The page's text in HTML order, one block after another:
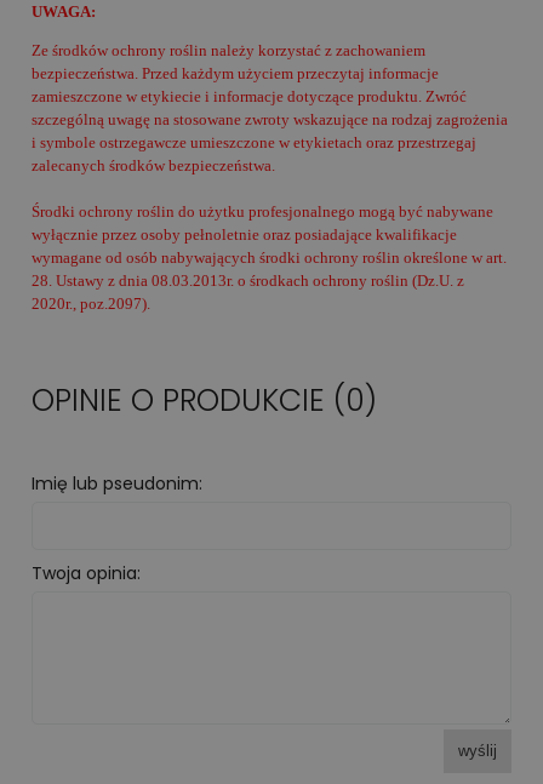
UWAGA:
Ze środków ochrony roślin należy korzystać z zachowaniem
bezpieczeństwa. Przed każdym użyciem przeczytaj informacje
zamieszczone w etykiecie i informacje dotyczące produktu. Zwróć
szczególną uwagę na stosowane zwroty wskazujące na rodzaj zagrożenia
i symbole ostrzegawcze umieszczone w etykietach oraz przestrzegaj
zalecanych środków bezpieczeństwa.
Środki ochrony roślin do użytku profesjonalnego mogą być nabywane
wyłącznie przez osoby pełnoletnie oraz posiadające kwalifikacje
wymagane od osób nabywających środki ochrony roślin określone w art.
28. Ustawy z dnia 08.03.2013r. o środkach ochrony roślin (Dz.U. z
2020r., poz.2097).
OPINIE O PRODUKCIE (0)
Imię lub pseudonim:
Twoja opinia:
wyślij